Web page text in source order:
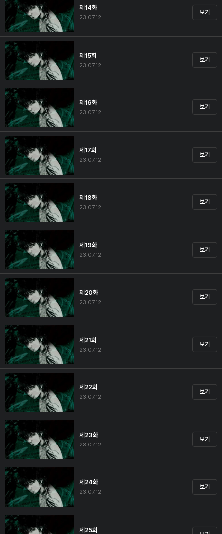
제14화
23.07.12
보기
제15화
23.07.12
보기
제16화
23.07.12
보기
제17화
23.07.12
보기
제18화
23.07.12
보기
제19화
23.07.12
보기
제20화
23.07.12
보기
제21화
23.07.12
보기
제22화
23.07.12
보기
제23화
23.07.12
보기
제24화
23.07.12
보기
제25화